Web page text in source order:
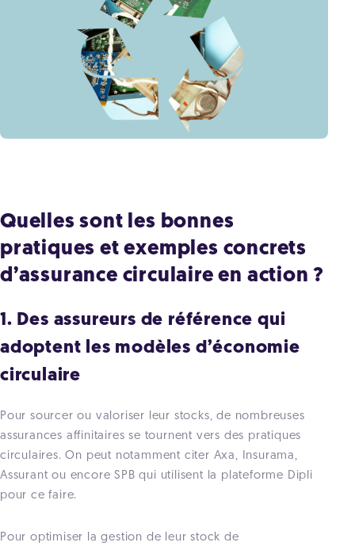
Quelles sont les bonnes
pratiques et exemples concrets
d’assurance circulaire en action ?
1. Des assureurs de référence qui
adoptent les modèles d’économie
circulaire
Pour sourcer ou valoriser leur stocks, de nombreuses
assurances affinitaires se tournent vers des pratiques
circulaires. On peut notamment citer Axa, Insurama,
Assurant ou encore SPB qui utilisent la plateforme Dipli
pour ce faire.
Pour optimiser la gestion de leur stock de